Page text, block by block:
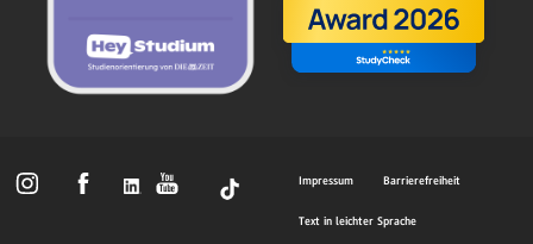
Impressum Barrierefreiheit
Text in leichter Sprache